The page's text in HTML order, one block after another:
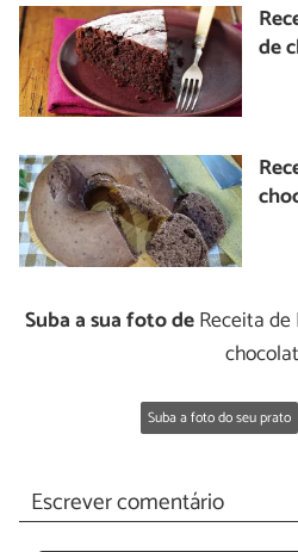
de
Suba a sua foto deReceita
Suba a foto do seu prato
Escrever comentário